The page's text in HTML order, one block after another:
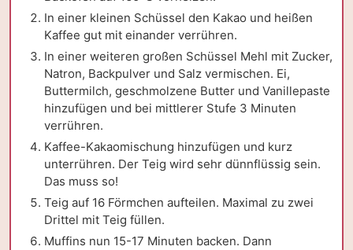
In einer kleinen Schüssel den Kakao und heißen
Kaffee gut mit einander verrühren.
In einer weiteren großen Schüssel Mehl mit Zucker,
Natron, Backpulver und Salz vermischen. Ei,
Buttermilch, geschmolzene Butter und Vanillepaste
hinzufügen und bei mittlerer Stufe 3 Minuten
verrühren.
Kaffee-Kakaomischung hinzufügen und kurz
unterrühren. Der Teig wird sehr dünnflüssig sein.
Das muss so!
Teig auf 16 Förmchen aufteilen. Maximal zu zwei
Drittel mit Teig füllen.
Muffins nun 15-17 Minuten backen. Dann